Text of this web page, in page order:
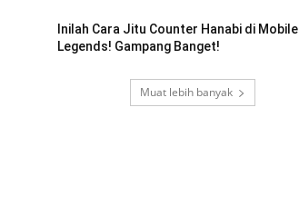
Inilah Cara Jitu Counter Hanabi di Mobile
Legends! Gampang Banget!
Muat lebih banyak